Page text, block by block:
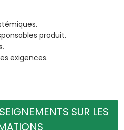
produit.
exigences.
SUR LES